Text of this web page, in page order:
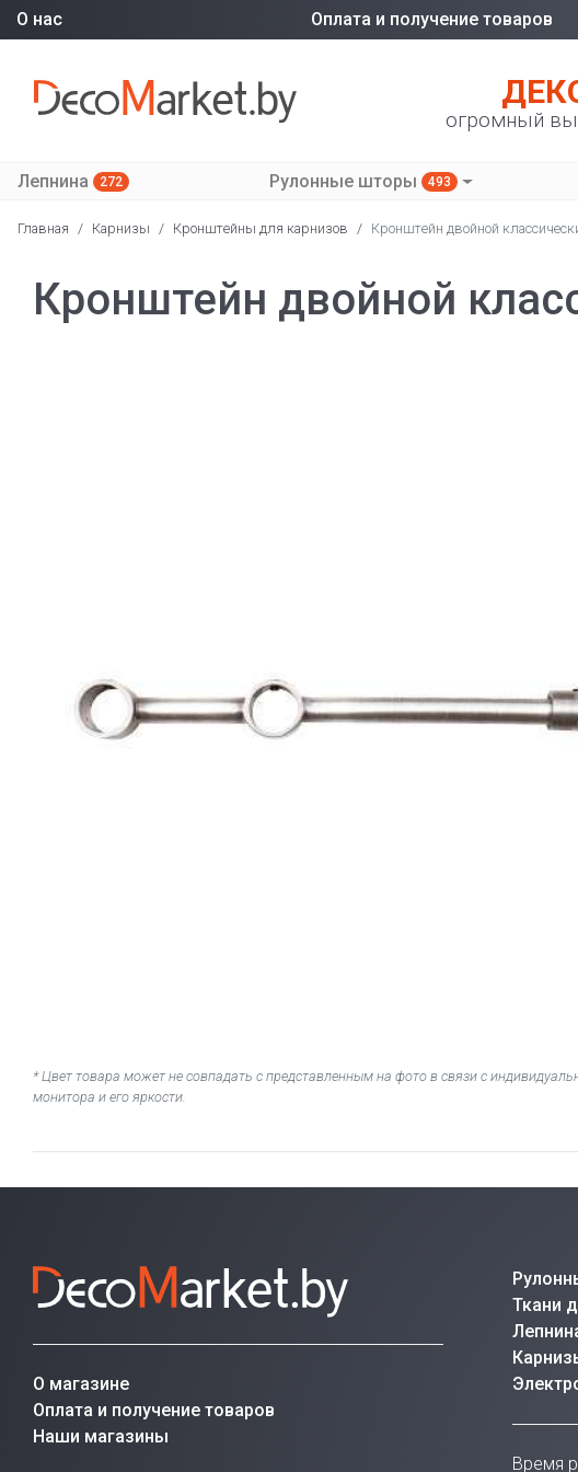
О нас Оплата и получение товаров
огромный
Лепнина 272 Рулонные шторы 493
Главная / Карнизы / Кронштейны для карнизов / Кронштейн двойной
Кронштейн двойной
* Цвет товара может не совпадать с представленным на фото в связи с
монитора и его яркости.
О магазине
Оплата и получение товаров
Наши магазины
Ткани
Время